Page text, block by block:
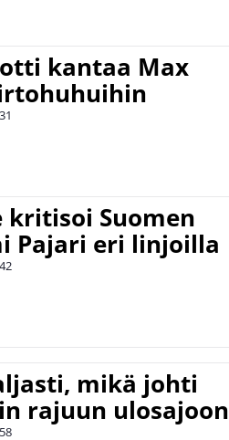
kantaa Max
Suomen
Pajari eri linjoilla
mikä johti
rajuun ulosajoon